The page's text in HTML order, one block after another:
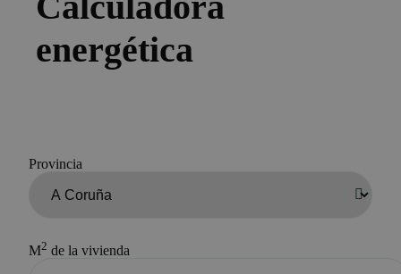
energética
Provincia
M2 de la vivienda